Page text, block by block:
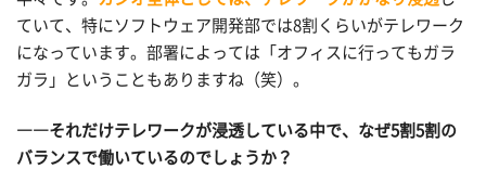
ていて、特にソフトウェア開発部では8割くらいがテレワーク
になっています。部署によっては「オフィスに行ってもガラ
ガラ」ということもありますね（笑）。
――それだけテレワークが浸透している中で、なぜ5割5割の
バランスで働いているのでしょうか？